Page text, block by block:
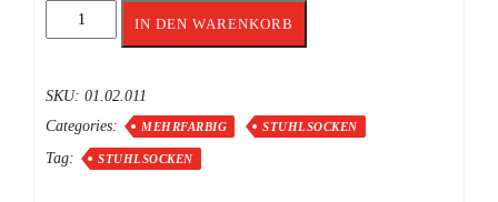
Stuhlsocken
Menge
IN DEN WARENKORB
SKU: 01.02.011
Categories:
MEHRFARBIG STUHLSOCKEN
Tag: STUHLSOCKEN